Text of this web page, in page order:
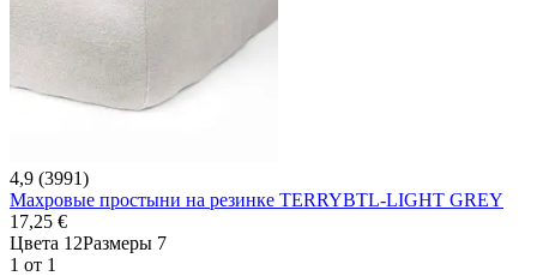
4,9 (3991)
Махровые простыни на резинке TERRYBTL-LIGHT GREY
17,25 €
Цвета 12Размеры 7
1 от 1